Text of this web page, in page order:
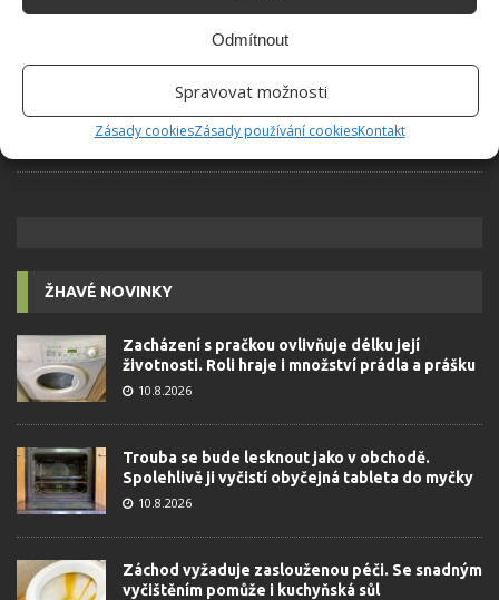
Odmítnout
Spravovat možnosti
Zásady cookiesZásady používání cookiesKontakt
socialismu: Tehdejší řidiči musí získat 10 z 10
bodů
6.5.2026
ŽHAVÉ NOVINKY
Zacházení s pračkou ovlivňuje délku její
životnosti. Roli hraje i množství prádla a prášku
10.8.2026
Trouba se bude lesknout jako v obchodě.
Spolehlivě ji vyčistí obyčejná tableta do myčky
10.8.2026
Záchod vyžaduje zaslouženou péči. Se snadným
vyčištěním pomůže i kuchyňská sůl